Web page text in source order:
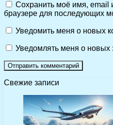
Сохранить моё имя, email
браузере для последующих
Уведомить меня о новых
Уведомлять меня о новых
Свежие записи